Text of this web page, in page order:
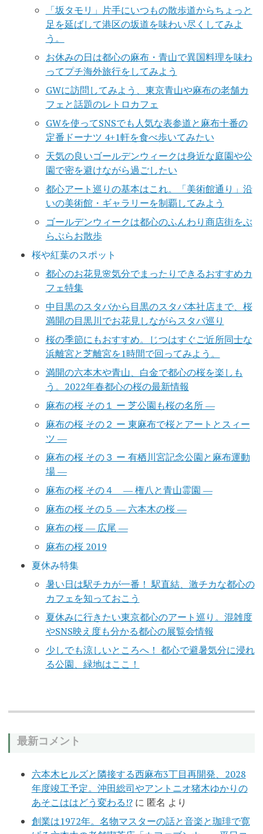
「坂タモリ」片手にいつもの散歩道からちょっと
足を延ばして港区の坂道を味わい尽くしてみよ
う。
お休みの日は都心の麻布・青山で異国料理を味わ
ってプチ海外旅行をしてみよう
GWに訪問してみよう、東京青山や麻布の老舗カ
フェと話題のレトロカフェ
GWを使ってSNSでも人気な表参道と麻布十番の
定番ドーナツ 4+1軒を食べ歩いてみたい
天気の良いゴールデンウィークは身近な庭園や公
園で密を避けながら過ごしたい
都心アート巡りの基本はこれ。「美術館通り」沿
いの美術館・ギャラリーを制覇してみよう
ゴールデンウィークは都心のふんわり商店街をぶ
らぶらお散歩
桜や紅葉のスポット
都心のお花見🌸気分でまったりできるおすすめカ
フェ特集
中目黒のスタバから目黒のスタバ本社店まで、桜
満開の目黒川でお花見しながらスタバ巡り
桜の季節にもおすすめ。じつはすぐご近所同士な
浜離宮と芝離宮を1時間で回ってみよう。
満開の六本木や青山、白金で都心の桜を楽しも
う。2022年春都心の桜の最新情報
麻布の桜 その１ ー 芝公園も桜の名所 ―
麻布の桜 その２ ー 東麻布で桜とアートとスィー
ツ ―
麻布の桜 その３ ー 有栖川宮記念公園と麻布運動
場 ―
麻布の桜 その４ ― 権八と青山霊園 ―
麻布の桜 その５ ― 六本木の桜 ―
麻布の桜 ― 広尾 ―
麻布の桜 2019
夏休み特集
暑い日は駅チカが一番！ 駅直結、激チカな都心の
カフェを知っておこう
夏休みに行きたい東京都心のアート巡り。混雑度
やSNS映え度も分かる都心の展覧会情報
少しでも涼しいところへ！ 都心で避暑気分に浸れ
る公園、緑地はここ！
最新コメント
六本木ヒルズと隣接する西麻布3丁目再開発、2028
年度竣工予定。沖田総司やアントニオ猪木ゆかりの
あそこははどう変わる!?に 匿名 より
創業は1972年。名物マスターの話と音楽と珈琲で寛